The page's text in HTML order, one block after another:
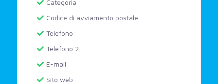
Categoria
Codice di avviamento postale
Telefono
Telefono 2
E-mail
Sito web